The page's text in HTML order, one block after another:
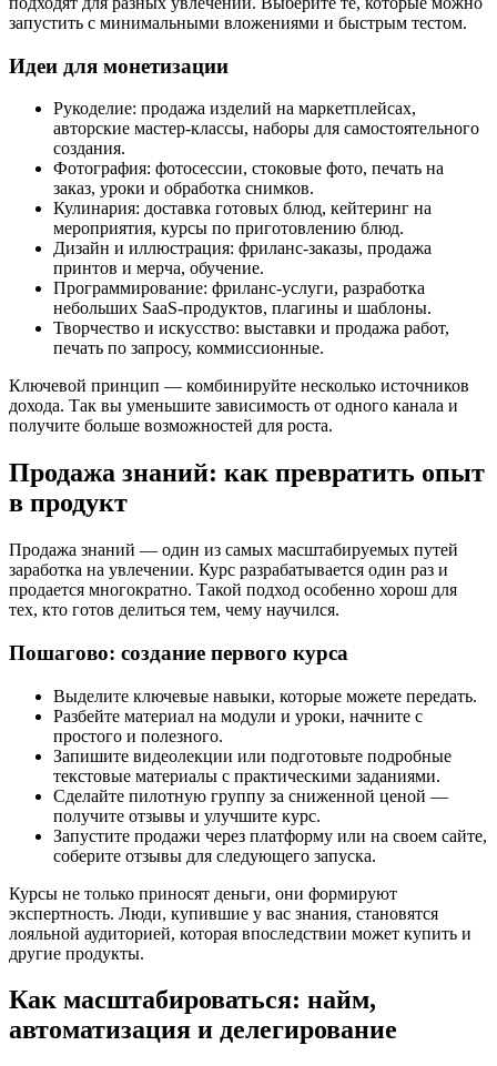
запустить с минимальными вложениями и быстрым тестом.
Идеи для монетизации
Рукоделие: продажа изделий на маркетплейсах,
авторские мастер-классы, наборы для самостоятельного
создания.
Фотография: фотосессии, стоковые фото, печать на
заказ, уроки и обработка снимков.
Кулинария: доставка готовых блюд, кейтеринг на
мероприятия, курсы по приготовлению блюд.
Дизайн и иллюстрация: фриланс-заказы, продажа
принтов и мерча, обучение.
Программирование: фриланс-услуги, разработка
небольших SaaS-продуктов, плагины и шаблоны.
Творчество и искусство: выставки и продажа работ,
печать по запросу, коммиссионные.
Ключевой принцип — комбинируйте несколько источников
дохода. Так вы уменьшите зависимость от одного канала и
получите больше возможностей для роста.
Продажа знаний: как превратить опыт
в продукт
Продажа знаний — один из самых масштабируемых путей
заработка на увлечении. Курс разрабатывается один раз и
продается многократно. Такой подход особенно хорош для
тех, кто готов делиться тем, чему научился.
Пошагово: создание первого курса
Выделите ключевые навыки, которые можете передать.
Разбейте материал на модули и уроки, начните с
простого и полезного.
Запишите видеолекции или подготовьте подробные
текстовые материалы с практическими заданиями.
Сделайте пилотную группу за сниженной ценой —
получите отзывы и улучшите курс.
Запустите продажи через платформу или на своем сайте,
соберите отзывы для следующего запуска.
Курсы не только приносят деньги, они формируют
экспертность. Люди, купившие у вас знания, становятся
лояльной аудиторией, которая впоследствии может купить и
другие продукты.
Как масштабироваться: найм,
автоматизация и делегирование